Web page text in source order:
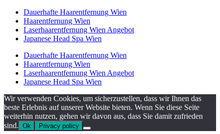
Dauerhafte Haarentfernung Wien
Haarentfernung Wien
Laserhaarentfernung Wien Angebot
Japanese Head Spa Wien
Dauerhafte Haarentfernung Wien
Haarentfernung Wien
Laserhaarentfernung Wien Angebot
Japanese Head Spa Wien
Wir verwenden Cookies, um sicherzustellen, dass wir Ihnen das
beste Erlebnis auf unserer Website bieten. Wenn Sie diese Seite
weiterhin nutzen, gehen wir davon aus, dass Sie damit zufrieden
sind. Ok Privacy policy